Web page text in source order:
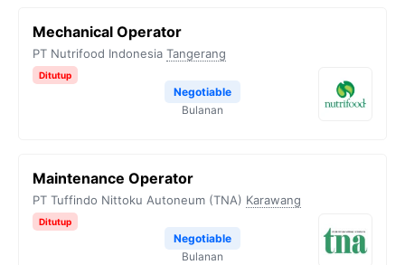
Mechanical Operator
PT Nutrifood Indonesia Tangerang
Ditutup
Negotiable
Bulanan
Maintenance Operator
PT Tuffindo Nittoku Autoneum (TNA) Karawang
Ditutup
Negotiable
Bulanan